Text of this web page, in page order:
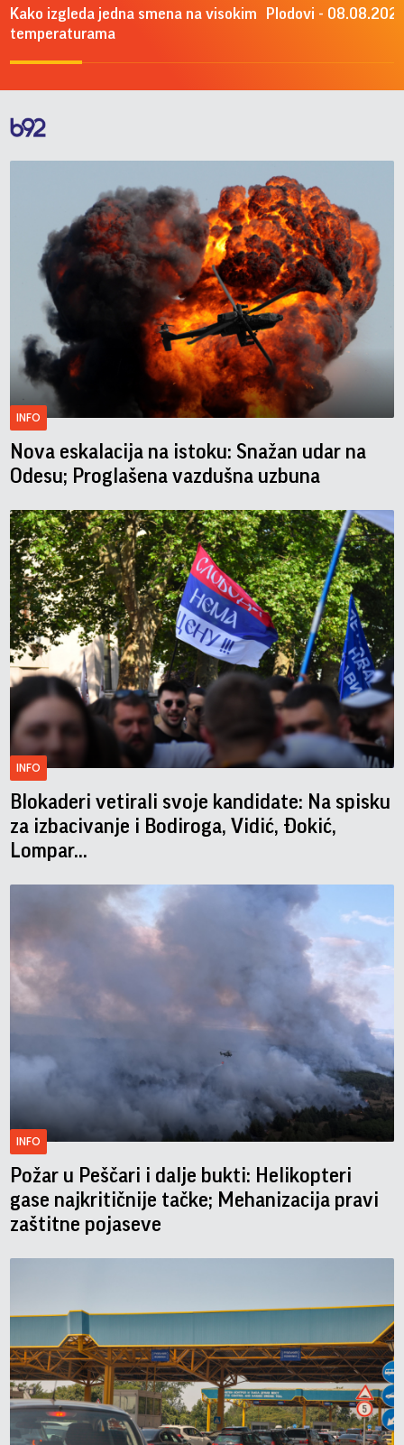
Kako izgleda jedna smena na visokim
temperaturama
Plodovi -
INFO
Nova eskalacija na istoku: Snažan udar na
Odesu; Proglašena vazdušna uzbuna
INFO
Blokaderi vetirali svoje kandidate: Na spisku
za izbacivanje i Bodiroga, Vidić, Đokić,
Lompar...
INFO
Požar u Peščari i dalje bukti: Helikopteri
gase najkritičnije tačke; Mehanizacija pravi
zaštitne pojaseve